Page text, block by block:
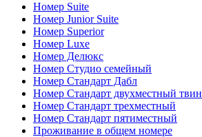
Номер Suite
Номер Junior Suite
Номер Superior
Номер Luxe
Номер Делюкс
Номер Студио семейный
Номер Стандарт Дабл
Номер Стандарт двухместный твин
Номер Стандарт трехместный
Номер Стандарт пятиместный
Проживание в общем номере